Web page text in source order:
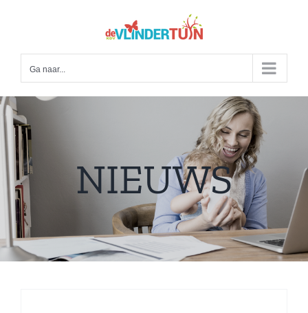
Ga naar...
NIEUWS